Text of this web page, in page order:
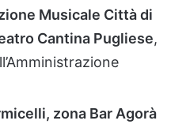
Musicale Cittàdi
Cantina Pugliese,
zona Bar Agorà